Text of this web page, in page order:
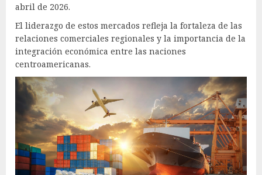
abril de 2026.
El liderazgo de estos mercados refleja la fortaleza de las
relaciones comerciales regionales y la importancia de la
integración económica entre las naciones
centroamericanas.